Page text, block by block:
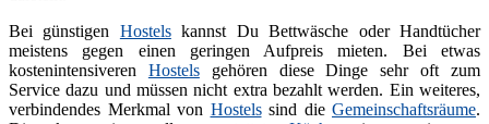
Bei günstigen Hostelskannst Du Bettwäsche oder Handtücher
meistens gegen einen geringen Aufpreis mieten. Bei etwas
kostenintensiveren Hostelsgehören diese Dinge sehr oft zum
Service dazu und müssen nicht extra bezahlt werden. Ein weiteres,
verbindendes Merkmal von Hostelssind die Gemeinschaftsräume.